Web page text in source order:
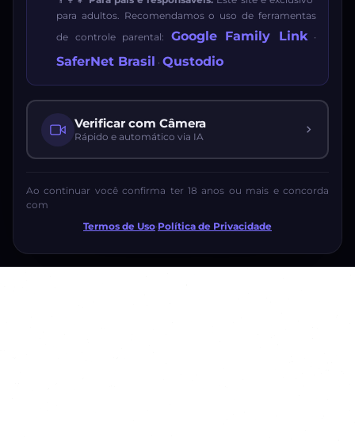
para adultos. Recomendamos o uso de ferramentas
de controle parental: Google Family Link·
SaferNet Brasil · Qustodio
Verificar com Câmera
Rápido e automático via IA
Ao continuar você confirma ter 18 anos ou mais e concorda
com
Termos de Uso·Política de Privacidade